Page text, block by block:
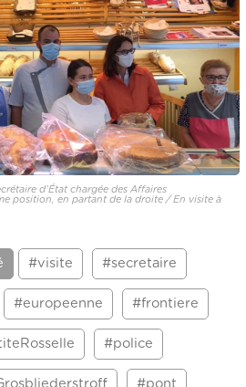
d’État chargée des Affaires
position, en partant de la droite / En visite à
#visite #secretaire
#europeenne #frontiere
#police
#pont